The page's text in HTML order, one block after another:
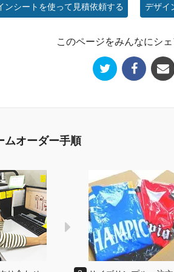
ンシートを使って見積依頼する デザイ
このページをみんなにシェ
ムオーダー手順